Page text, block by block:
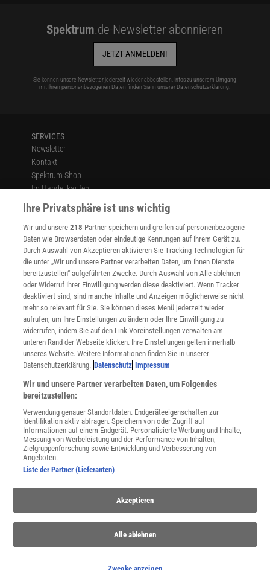
Spektrum.de-Newsletter abonnieren
JETZT ANMELDEN!
Sie können unsere Newsletter jederzeit wieder abbestellen. Infos zu unserem Umgang
mit Ihren personenbezogenen Daten finden Sie in unserer Datenschutzerklärung.
SERVICES
Newsletter
Kontakt
Spektrum Shop
Im Handel kaufen
Presse
Verträge kündigen
Widerruf
INFO
Mediadaten
Datenschutz
Nutzungsbedingungen
Cookie-Einstellungen
Utiq verwalten
Nutzungsbasierte Onlinewerbung
Alle Artikel
Impressum
Angebote für Schulen
Angebote für Institutionen
Sprachen lernen mit Gymglish
Lexika
Für Spektrum schreiben
Zugänglichkeitserklärung
WEBSEITEN
KielSCN
Wissenschaft in die Schulen
SciLogs
Ihre Privatsphäre ist uns wichtig
Wir und unsere218-Partner speichern und greifen auf personenbezogene
Daten wie Browserdaten oder eindeutige Kennungen auf Ihrem Gerät zu.
Durch Auswahl von Akzeptieren aktivieren Sie Tracking-Technologien für
die unter „Wir und unsere Partner verarbeiten Daten, um Ihnen Dienste
bereitzustellen“ aufgeführten Zwecke. Durch Auswahl von Alle ablehnen
oder Widerruf Ihrer Einwilligung werden diese deaktiviert. Wenn Tracker
deaktiviert sind, sind manche Inhalte und Anzeigen möglicherweise nicht
mehr so relevant für Sie. Sie können dieses Menü jederzeit wieder
aufrufen, um Ihre Einstellungen zu ändern oder Ihre Einwilligung zu
widerrufen, indem Sie auf den Link Voreinstellungen verwalten am
unteren Rand der Webseite klicken. Ihre Einstellungen gelten innerhalb
unseres Website. Weitere Informationen finden Sie in unserer
Datenschutzerklärung. Datenschutz Impressum
Wir und unsere Partner verarbeiten Daten, um Folgendes
bereitzustellen:
Verwendung genauer Standortdaten. Endgeräteeigenschaften zur
Identifikation aktiv abfragen. Speichern von oder Zugriff auf
Informationen auf einem Endgerät. Personalisierte Werbung und Inhalte,
Messung von Werbeleistung und der Performance von Inhalten,
Zielgruppenforschung sowie Entwicklung und Verbesserung von
Angeboten.
Liste der Partner (Lieferanten)
Akzeptieren
Alle ablehnen